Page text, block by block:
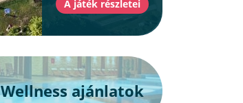
Wellness ajánlatok